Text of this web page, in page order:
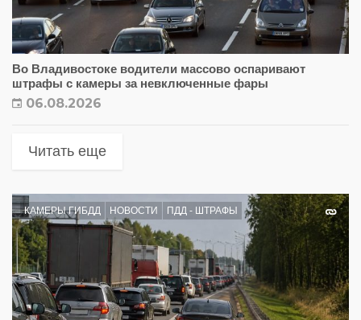
Во Владивостоке водители массово оспаривают
штрафы с камеры за невключенные фары
06.08.2026
Читать еще
КАМЕРЫ ГИБДД НОВОСТИ ПДД - ШТРАФЫ